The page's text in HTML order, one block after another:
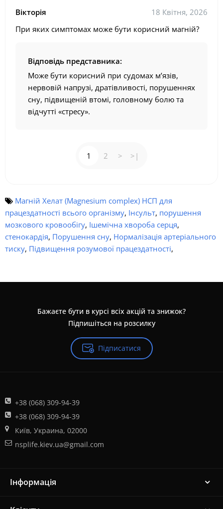
Вікторія
18 Квітня, 2026
При яких симптомах може бути корисний магній?
Відповідь представника:
Може бути корисний при судомах м’язів,
нервовій напрузі, дратівливості, порушеннях
сну, підвищеній втомі, головному болю та
відчутті «стресу».
1 2 > >|
Магній Хелат (Magnesium complex) НСП для
працездатності всього організму, Інсульт, порушення
мозкового кровообігу, Ішемічна хвороба серця,
стенокардія, Порушення сну, Нормалізація артеріального
тиску, Підвищення розумової працездатності,
Бажаєте бути в курсі всіх акцій та знижок?
Підпишіться на розсилку
Підписатися
+38 (068) 309-94-39
+38 (068) 309-94-39
Київ, Украина, 02000
nsplife.kiev.ua@gmail.com
Інформація